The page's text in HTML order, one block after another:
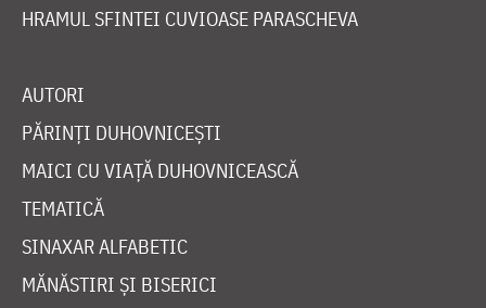
HRAMUL SFINTEI CUVIOASE PARASCHEVA
AUTORI
PĂRINȚI DUHOVNICEȘTI
MAICI CU VIAȚĂ DUHOVNICEASCĂ
TEMATICĂ
SINAXAR ALFABETIC
MĂNĂSTIRI ȘI BISERICI